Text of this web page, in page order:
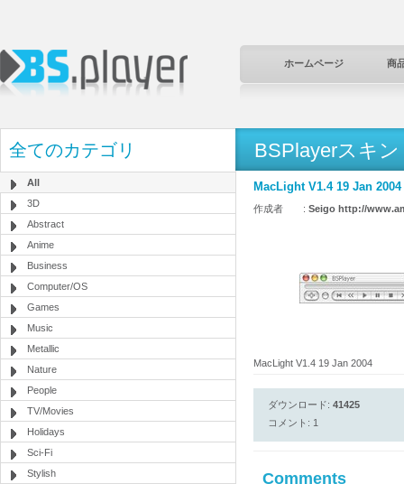
ホームページ 商
全てのカテゴリ
All
3D
Abstract
Anime
Business
Computer/OS
Games
Music
Metallic
Nature
People
TV/Movies
Holidays
Sci-Fi
Stylish
BSPlayerスキン
MacLight V1.4 19 Jan 2004
作成者 : Seigo http://
MacLight V1.4 19 Jan 2004
ダウンロード: 41425
コメント: 1
Comments